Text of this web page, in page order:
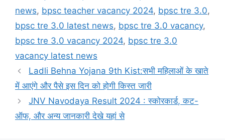
news, bpsc teacher vacancy 2024, bpsc tre 3.0,
bpsc tre 3.0 latest news, bpsc tre 3.0 vacancy,
bpsc tre 3.0 vacancy 2024, bpsc tre 3.0
vacancy latest news
Ladli Behna Yojana 9th Kist:सभी महिलाओं के खाते
में आएंगे और पैसे इस दिन को होगी किस्त जारी
JNV Navodaya Result 2024 : स्कोरकार्ड, कट-
ऑफ, और अन्य जानकारी देखे यहां से